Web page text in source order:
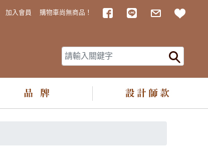
加入會員 購物車尚無商品！ Facebook LINE MAIL